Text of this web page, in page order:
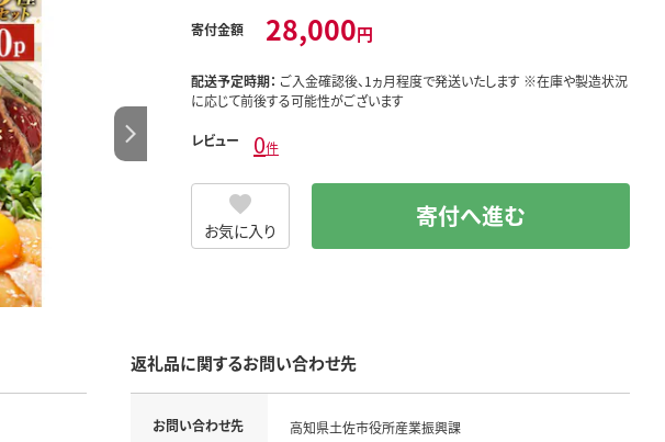
寄付金額 28,000円
配送予定時期： ご入金確認後、1ヵ月程度で発送いたします ※在庫や製造状況
に応じて前後する可能性がございます
レビュー 0件
お気に入り 寄付へ進む
返礼品に関するお問い合わせ先
お問い合わせ先 高知県土佐市役所産業振興課